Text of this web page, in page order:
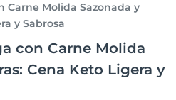
Carne Molida Sazonada y
y Sabrosa
con Carne Molida
Cena Keto Ligera y